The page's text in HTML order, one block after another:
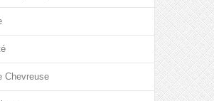
Chevreuse